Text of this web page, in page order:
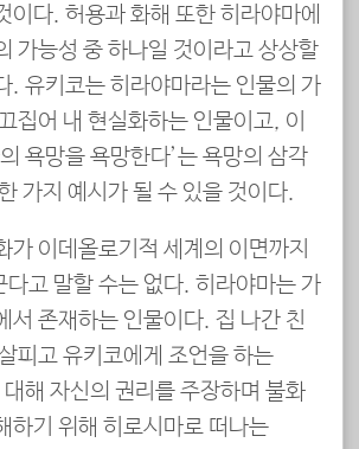
이다. 허용과 화해 또한 히라야마에
가능성 중 하나일 것이라고 상상할
. 유키코는 히라야마라는 인물의 가
집어 내 현실화하는 인물이고, 이
욕망을 욕망한다’는 욕망의 삼각
가지 예시가 될 수 있을 것이다.
가 이데올로기적 세계의 이면까지
다고 말할 수는 없다. 히라야마는 가
서 존재하는 인물이다. 집 나간 친
피고 유키코에게 조언을 하는
해 자신의 권리를 주장하며 불화
하기 위해 히로시마로 떠나는